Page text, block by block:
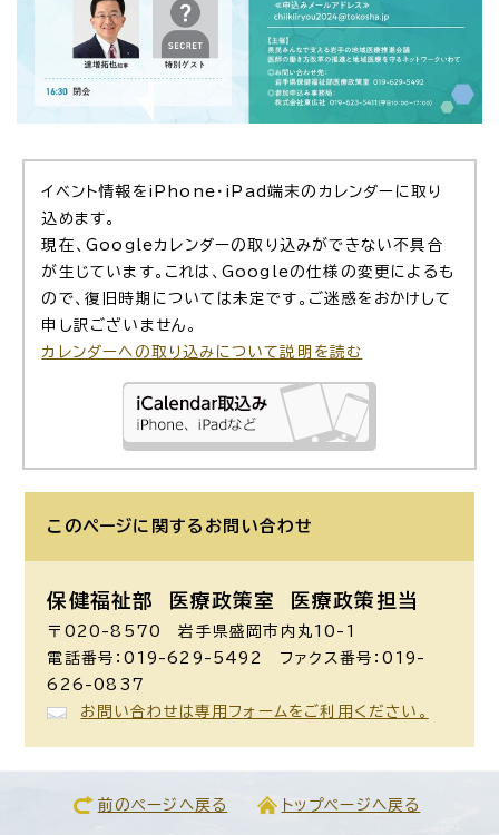
イベント情報をiPhone・iPad端末のカレンダーに取り
込めます。
現在、Googleカレンダーの取り込みができない不具合
が生じています。これは、Googleの仕様の変更によるも
ので、復旧時期については未定です。ご迷惑をおかけして
申し訳ございません。
カレンダーへの取り込みについて説明を読む
このページに関する お問い合わせ
保健福祉部 医療政策室 医療政策担当
〒020-8570 岩手県盛岡市内丸10-1
電話番号：019-629-5492 ファクス番号：019-
626-0837
お問い合わせは専用フォームをご利用ください。
前のページへ戻る トップページへ戻る